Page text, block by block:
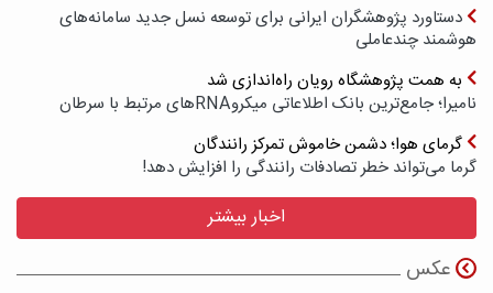
دستاورد پژوهشگران ایرانی برای توسعه نسل جدید سامانه‌های
هوشمند چندعاملی
به همت پژوهشگاه رویان راه‌اندازی شد
نامیرا؛ جامع‌ترین بانک اطلاعاتی میکروRNAهای مرتبط با سرطان
گرمای هوا؛ دشمن خاموش تمرکز رانندگان
گرما می‌تواند خطر تصادفات رانندگی را افزایش دهد!
اخبار بیشتر
عکس